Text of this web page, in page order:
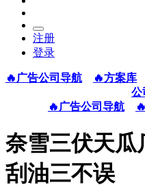
注册
登录
🔥广告公司导航 🔥方案库
公
🔥广告公司导航
奈雪三伏天瓜
刮油三不误